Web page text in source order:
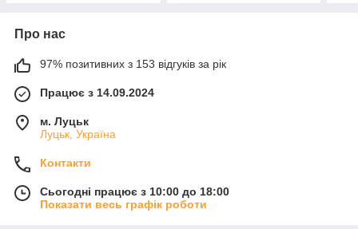
Про нас
97% позитивних з 153 відгуків за рік
Працює з 14.09.2024
м. Луцьк
Луцьк, Україна
Контакти
Сьогодні працює з 10:00 до 18:00
Показати весь графік роботи